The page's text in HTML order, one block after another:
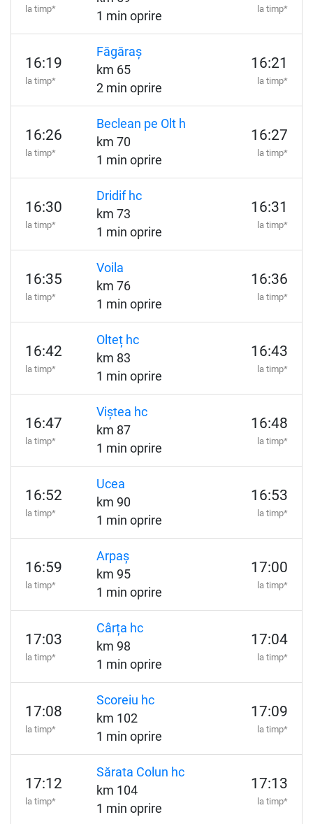
la timp*
1 min oprire
la timp*
16:19
la timp*
Făgăraș
km 65
2 min oprire
16:21
la timp*
16:26
la timp*
Beclean pe Olt h
km 70
1 min oprire
16:27
la timp*
16:30
la timp*
Dridif hc
km 73
1 min oprire
16:31
la timp*
16:35
la timp*
Voila
km 76
1 min oprire
16:36
la timp*
16:42
la timp*
Olteț hc
km 83
1 min oprire
16:43
la timp*
16:47
la timp*
Viștea hc
km 87
1 min oprire
16:48
la timp*
16:52
la timp*
Ucea
km 90
1 min oprire
16:53
la timp*
16:59
la timp*
Arpaș
km 95
1 min oprire
17:00
la timp*
17:03
la timp*
Cârța hc
km 98
1 min oprire
17:04
la timp*
17:08
la timp*
Scoreiu hc
km 102
1 min oprire
17:09
la timp*
17:12
la timp*
Sărata Colun hc
km 104
1 min oprire
17:13
la timp*